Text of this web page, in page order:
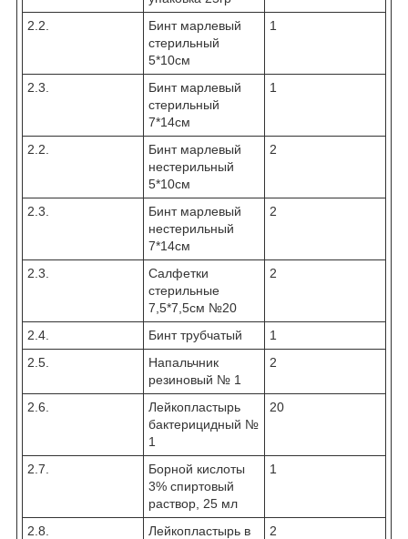
2.2.
Бинт марлевый
стерильный
5*10см
1
2.3.
Бинт марлевый
стерильный
7*14см
1
2.2.
Бинт марлевый
нестерильный
5*10см
2
2.3.
Бинт марлевый
нестерильный
7*14см
2
2.3.
Салфетки
стерильные
7,5*7,5см №20
2
2.4. Бинт трубчатый
1
2.5.
Напальчник
резиновый № 1
2
2.6.
Лейкопластырь
бактерицидный №
1
20
2.7.
Борной кислоты
3% спиртовый
раствор, 25 мл
1
2.8.
Лейкопластырь в
2